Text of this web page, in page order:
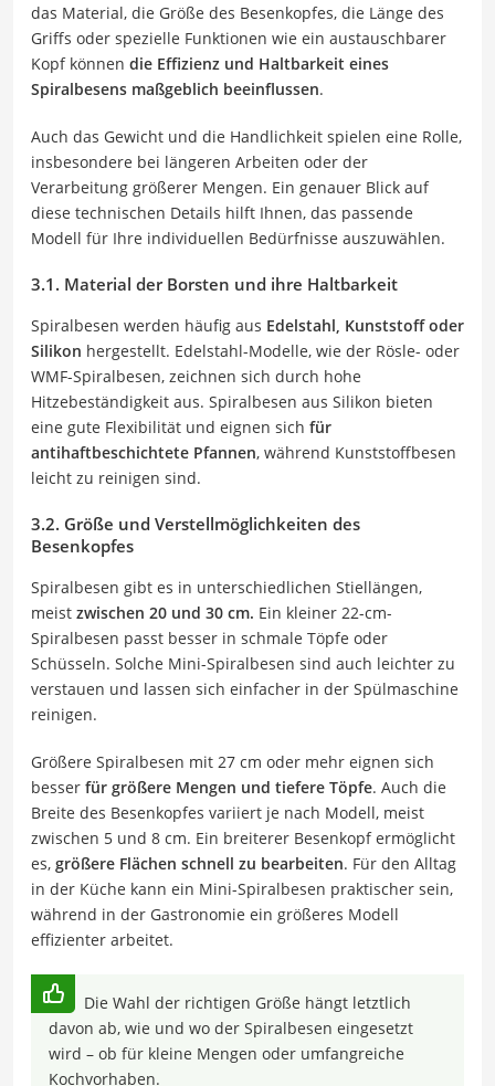
das Material, die Größe des Besenkopfes, die Länge des
Griffs oder spezielle Funktionen wie ein austauschbarer
Kopf können die Effizienz und Haltbarkeit eines
Spiralbesens maßgeblich beeinflussen.
Auch das Gewicht und die Handlichkeit spielen eine Rolle,
insbesondere bei längeren Arbeiten oder der
Verarbeitung größerer Mengen. Ein genauer Blick auf
diese technischen Details hilft Ihnen, das passende
Modell für Ihre individuellen Bedürfnisse auszuwählen.
3.1. Material der Borsten und ihre Haltbarkeit
Spiralbesen werden häufig aus Edelstahl, Kunststoff oder
Silikon hergestellt. Edelstahl-Modelle, wie der Rösle- oder
WMF-Spiralbesen, zeichnen sich durch hohe
Hitzebeständigkeit aus. Spiralbesen aus Silikon bieten
eine gute Flexibilität und eignen sich für
antihaftbeschichtete Pfannen, während Kunststoffbesen
leicht zu reinigen sind.
3.2. Größe und Verstellmöglichkeiten des
Besenkopfes
Spiralbesen gibt es in unterschiedlichen Stiellängen,
meist zwischen 20 und 30 cm. Ein kleiner 22-cm-
Spiralbesen passt besser in schmale Töpfe oder
Schüsseln. Solche Mini-Spiralbesen sind auch leichter zu
verstauen und lassen sich einfacher in der Spülmaschine
reinigen.
Größere Spiralbesen mit 27 cm oder mehr eignen sich
besser für größere Mengen und tiefere Töpfe. Auch die
Breite des Besenkopfes variiert je nach Modell, meist
zwischen 5 und 8 cm. Ein breiterer Besenkopf ermöglicht
es, größere Flächen schnell zu bearbeiten. Für den Alltag
in der Küche kann ein Mini-Spiralbesen praktischer sein,
während in der Gastronomie ein größeres Modell
effizienter arbeitet.
Die Wahl der richtigen Größe hängt letztlich
davon ab, wie und wo der Spiralbesen eingesetzt
wird – ob für kleine Mengen oder umfangreiche
Kochvorhaben.